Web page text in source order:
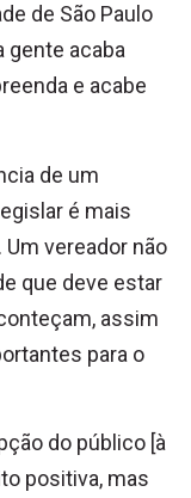
de São Paulo
gente acaba
e acabe
de um
é mais
vereador não
que deve estar
assim
para o
do público [à
positiva, mas